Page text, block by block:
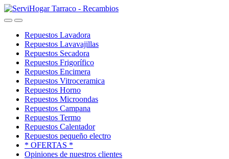
Saltar
a
saltar
al
OpenClose
Repuestos Lavadora
Repuestos Lavavajillas
Repuestos Secadora
Repuestos Frigorífico
Repuestos Encimera
Repuestos Vitroceramica
Repuestos Horno
Repuestos Microondas
Repuestos Campana
Repuestos Termo
Repuestos Calentador
Repuestos pequeño electro
* OFERTAS *
Opiniones de nuestros clientes